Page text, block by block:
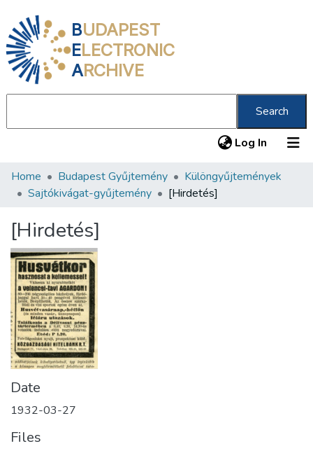
BUDAPEST
ELECTRONIC
ARCHIVE
Search
Log In (current)
Communities & Collections
Statistics
About us
Home Budapest Gyűjtemény
Különgyűjtemények
Sajtókivágat-gyűjtemény
[Hirdetés]
[Hirdetés]
Date
1932-03-27
Files